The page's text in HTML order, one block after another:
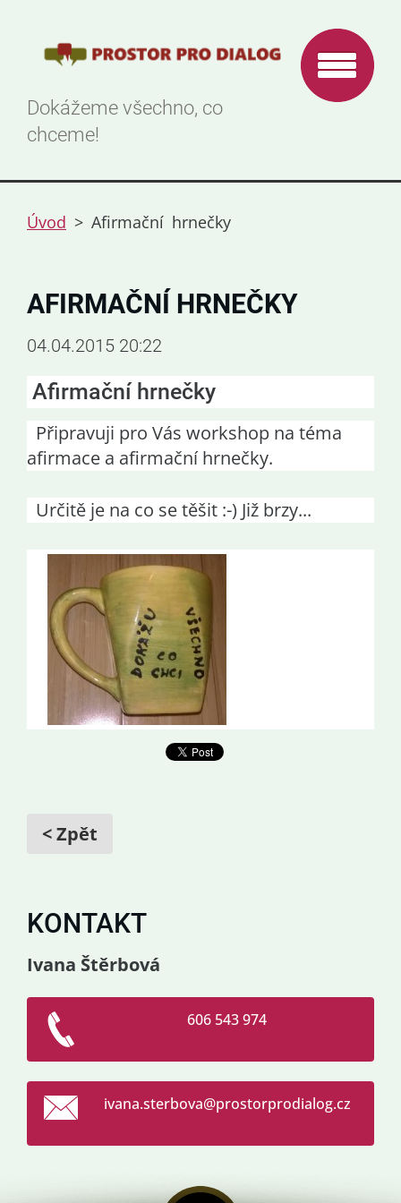
Dokážeme všechno, co
chceme!
Úvod > Afirmační hrnečky
AFIRMAČNÍ HRNEČKY
04.04.2015 20:22
Afirmační hrnečky
Připravuji pro Vás workshop na téma
afirmace a afirmační hrnečky.
Určitě je na co se těšit :-) Již brzy...
< Zpět
KONTAKT
Ivana Štěrbová
606 543 974
ivana.sterbova@prostorprodialog.cz